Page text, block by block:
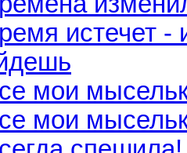
истечет -
мои
мои